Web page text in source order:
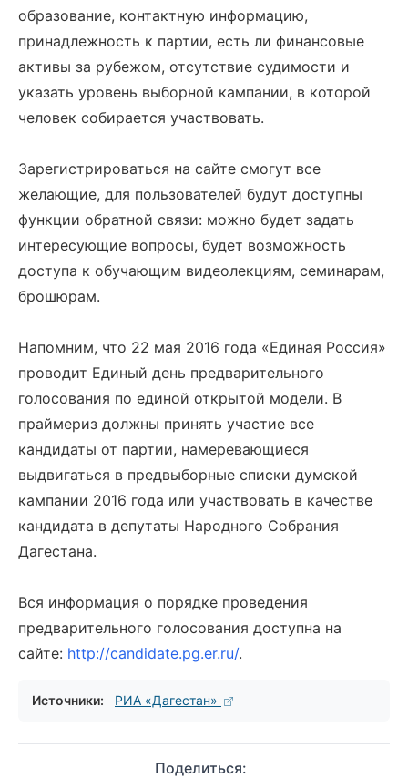
образование, контактную информацию,
принадлежность к партии, есть ли финансовые
активы за рубежом, отсутствие судимости и
указать уровень выборной кампании, в которой
человек собирается участвовать.
Зарегистрироваться на сайте смогут все
желающие, для пользователей будут доступны
функции обратной связи: можно будет задать
интересующие вопросы, будет возможность
доступа к обучающим видеолекциям, семинарам,
брошюрам.
Напомним, что 22 мая 2016 года «Единая Россия»
проводит Единый день предварительного
голосования по единой открытой модели. В
праймериз должны принять участие все
кандидаты от партии, намеревающиеся
выдвигаться в предвыборные списки думской
кампании 2016 года или участвовать в качестве
кандидата в депутаты Народного Собрания
Дагестана.
Вся информация о порядке проведения
предварительного голосования доступна на
сайте: http://candidate.pg.er.ru/.
Источники: РИА «Дагестан»
Поделиться: